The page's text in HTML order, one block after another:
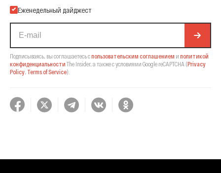
Еженедельный дайджест
Подписываясь, вы соглашаетесь спользовательским соглашением и политикой
конфиденциальности The Insider, а также с условиями Google reCAPTCHA (Privacy
Policy Terms of Service).